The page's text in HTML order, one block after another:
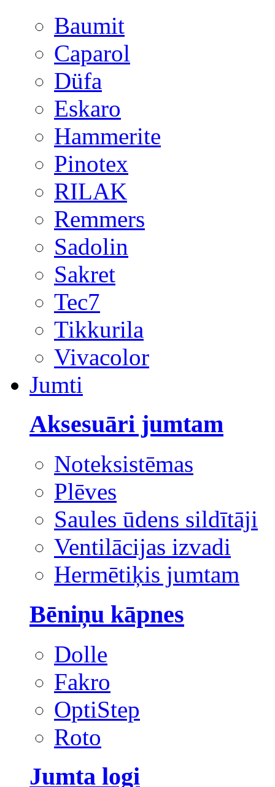
Baumit
Caparol
Düfa
Eskaro
Hammerite
Pinotex
RILAK
Remmers
Sadolin
Sakret
Tec7
Tikkurila
Vivacolor
Jumti
Aksesuāri jumtam
Noteksistēmas
Plēves
Saules ūdens sildītāji
Ventilācijas izvadi
Hermētiķis jumtam
Bēniņu kāpnes
Dolle
Fakro
OptiStep
Roto
Jumta logi